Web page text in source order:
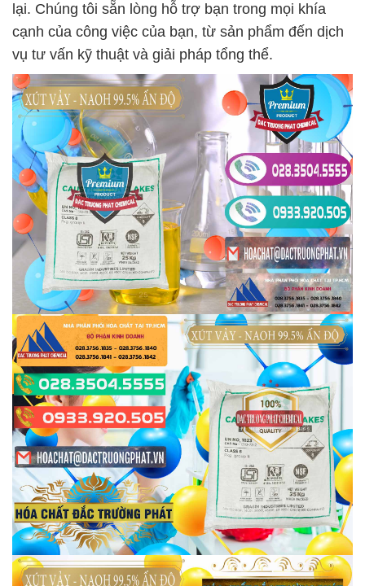
lại. Chúng tôi sẵn lòng hỗ trợ bạn trong mọi khía
cạnh của công việc của bạn, từ sản phẩm đến dịch
vụ tư vấn kỹ thuật và giải pháp tổng thể.